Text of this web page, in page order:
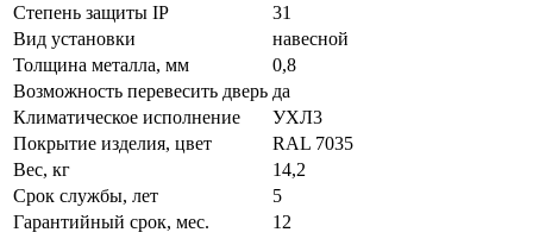
Степень защиты IP
31
Вид установки
навесной
Толщина металла, мм
0,8
Возможность перевесить дверь да
Климатическое исполнение
УХЛ3
Покрытие изделия, цвет
RAL 7035
Вес, кг
14,2
Срок службы, лет
5
Гарантийный срок, мес.
12